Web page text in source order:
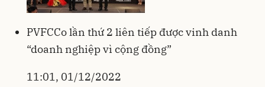
PVFCCo lần thứ 2 liên tiếp được vinh danh
“doanh nghiệp vì cộng đồng”
11:01, 01/12/2022